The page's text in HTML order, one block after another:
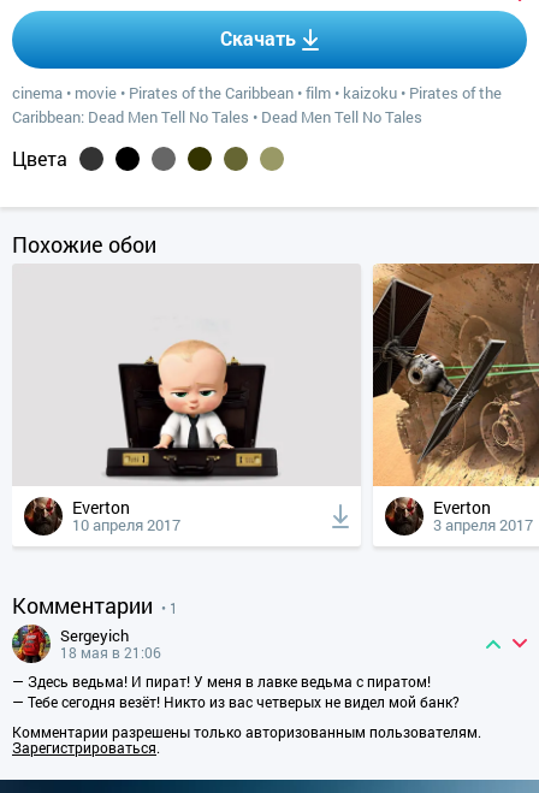
Скачать
cinema • movie • Pirates of the Caribbean •film • kaizoku • Pirates of the
Caribbean: Dead Men Tell No Tales • Dead Men Tell No Tales
Цвета
Похожие обои
Everton
10 апреля 2017
Everton
3 апреля 2017
Комментарии • 1
sergeyich
18 мая в 21:06
— Здесь ведьма! И пират! У меня в лавке ведьма с пиратом!
— Тебе сегодня везёт! Никто из вас четверых не видел мой банк?
Комментарии разрешены только авторизованным пользователям.
Зарегистрироваться.